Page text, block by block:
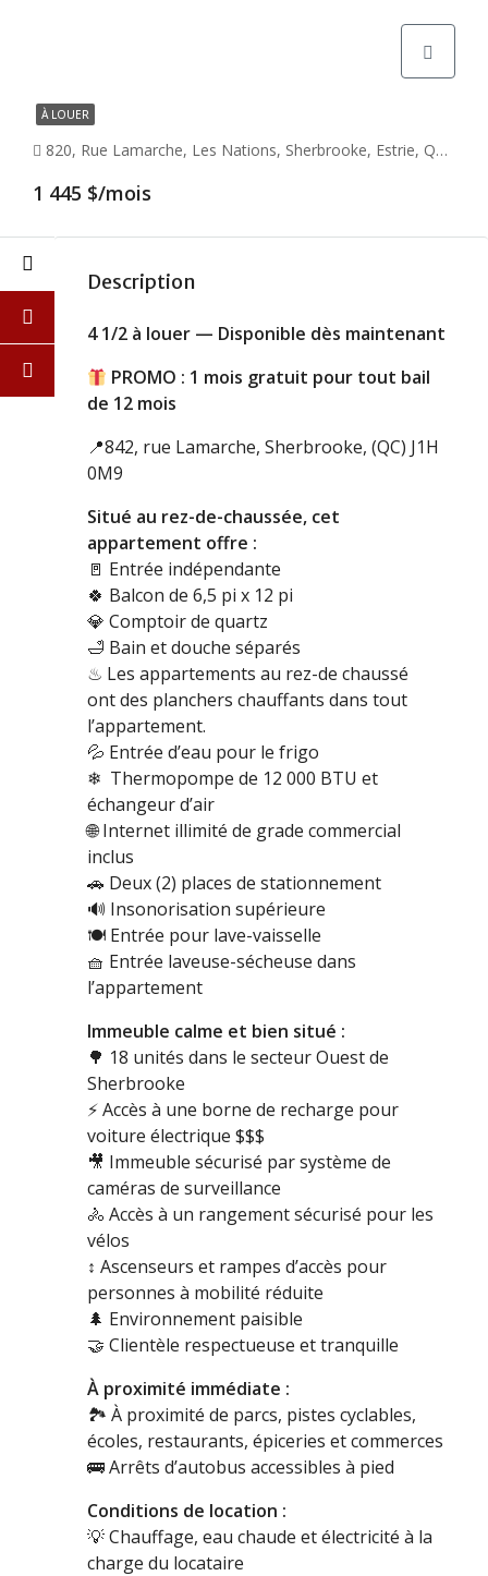
À LOUER
820, Rue Lamarche, Les Nations, Sherbrooke, Estrie, Québec, J1H 3B3, Canada
1 445 $/mois
Description
4 1/2 à louer — Disponible dès maintenant
PROMO : 1 mois gratuit pour tout bail
de 12 mois
📍842, rue Lamarche, Sherbrooke, (QC) J1H
0M9
Situé au rez-de-chaussée, cet
appartement offre :
🚪 Entrée indépendante
🍀 Balcon de 6,5 pi x 12 pi
💎 Comptoir de quartz
🛁 Bain et douche séparés
♨ Les appartements au rez-de chaussé
ont des planchers chauffants dans tout
l’appartement.
💦 Entrée d’eau pour le frigo
❄ Thermopompe de 12 000 BTU et
échangeur d’air
🌐Internet illimité de grade commercial
inclus
🚗 Deux (2) places de stationnement
🔊 Insonorisation supérieure
🍽 Entrée pour lave-vaisselle
🧺 Entrée laveuse-sécheuse dans
l’appartement
Immeuble calme et bien situé :
🌳 18 unités dans le secteur Ouest de
Sherbrooke
⚡Accès à une borne de recharge pour
voiture électrique $$$
🎥 Immeuble sécurisé par système de
caméras de surveillance
🚴 Accès à un rangement sécurisé pour les
vélos
↕ ️ Ascenseurs et rampes d’accès pour
personnes à mobilité réduite
🌲 Environnement paisible
🤝 Clientèle respectueuse et tranquille
À proximité immédiate :
🏞️ À proximité de parcs, pistes cyclables,
écoles, restaurants, épiceries et commerces
🚌Arrêts d’autobus accessibles à pied
Conditions de location :
💡Chauffage, eau chaude et électricité à la
charge du locataire